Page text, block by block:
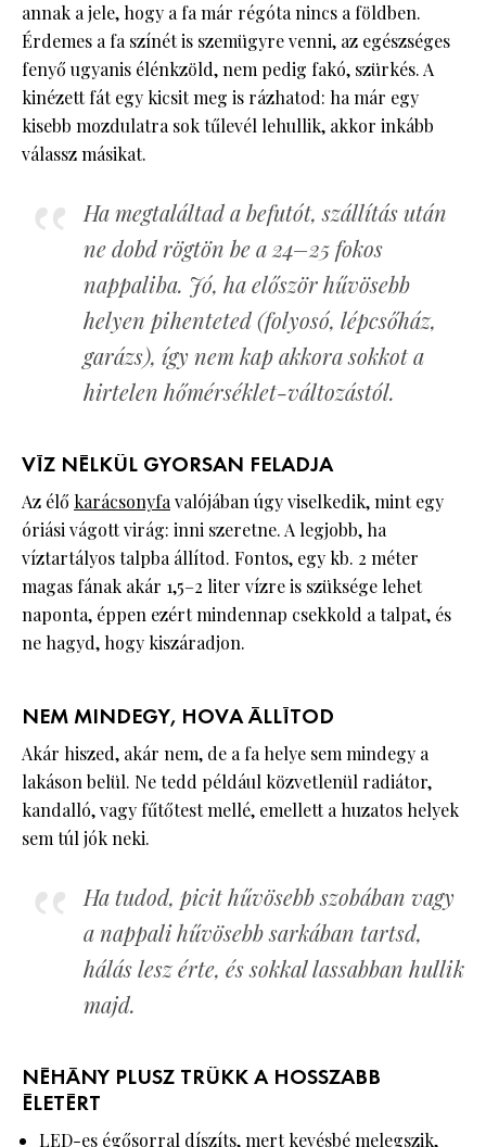
annak a jele, hogy a fa már régóta nincs a földben.
Érdemes a fa színét is szemügyre venni, az egészséges
fenyő ugyanis élénkzöld, nem pedig fakó, szürkés. A
kinézett fát egy kicsit meg is rázhatod: ha már egy
kisebb mozdulatra sok tűlevél lehullik, akkor inkább
válassz másikat.
Ha megtaláltad a befutót, szállítás után
ne dobd rögtön be a 24–25 fokos
nappaliba. Jó, ha először hűvösebb
helyen pihenteted (folyosó, lépcsőház,
garázs), így nem kap akkora sokkot a
hirtelen hőmérséklet-változástól.
VÍZ NÉLKÜL GYORSAN FELADJA
Az élő karácsonyfavalójában úgy viselkedik, mint egy
óriási vágott virág: inni szeretne. A legjobb, ha
víztartályos talpba állítod. Fontos, egy kb. 2 méter
magas fának akár 1,5–2 liter vízre is szüksége lehet
naponta, éppen ezért mindennap csekkold a talpat, és
ne hagyd, hogy kiszáradjon.
NEM MINDEGY, HOVA ÁLLÍTOD
Akár hiszed, akár nem, de a fa helye sem mindegy a
lakáson belül. Ne tedd például közvetlenül radiátor,
kandalló, vagy fűtőtest mellé, emellett a huzatos helyek
sem túl jók neki.
Ha tudod, picit hűvösebb szobában vagy
a nappali hűvösebb sarkában tartsd,
hálás lesz érte, és sokkal lassabban hullik
majd.
NÉHÁNY PLUSZ TRÜKK A HOSSZABB
ÉLETÉRT
LED-es égősorral díszíts, mert kevésbé melegszik,